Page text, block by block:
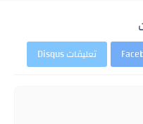
تعليقات Disqus